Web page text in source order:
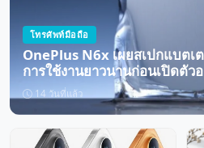
โทรศัพท์มือถือ
OnePlus N6x เผยสเปกแบตเ
การใช้งานยาวนานก่อนเปิดตัว
14 วันที่แล้ว